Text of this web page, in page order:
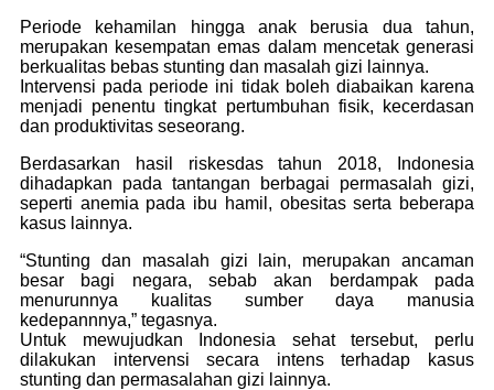
Periode kehamilan hingga anak berusia dua tahun,
merupakan kesempatan emas dalam mencetak generasi
berkualitas bebas stunting dan masalah gizi lainnya.
Intervensi pada periode ini tidak boleh diabaikan karena
menjadi penentu tingkat pertumbuhan fisik, kecerdasan
dan produktivitas seseorang.
Berdasarkan hasil riskesdas tahun 2018, Indonesia
dihadapkan pada tantangan berbagai permasalah gizi,
seperti anemia pada ibu hamil, obesitas serta beberapa
kasus lainnya.
“Stunting dan masalah gizi lain, merupakan ancaman
besar bagi negara, sebab akan berdampak pada
menurunnya kualitas sumber daya manusia
kedepannnya,” tegasnya.
Untuk mewujudkan Indonesia sehat tersebut, perlu
dilakukan intervensi secara intens terhadap kasus
stunting dan permasalahan gizi lainnya.